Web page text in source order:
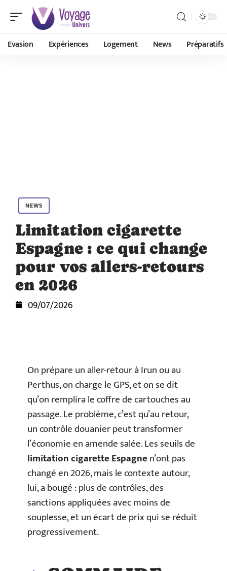
Evasion Expériences Logement News Préparatifs
NEWS
Limitation cigarette
Espagne : ce qui change
pour vos allers-retours
en 2026
09/07/2026
On prépare un aller-retour à Irun ou au
Perthus, on charge le GPS, et on se dit
qu’on remplira le coffre de cartouches au
passage. Le problème, c’est qu’au retour,
un contrôle douanier peut transformer
l’économie en amende salée. Les seuils de
limitation cigarette Espagnen’ont pas
changé en 2026, mais le contexte autour,
lui, a bougé : plus de contrôles, des
sanctions appliquées avec moins de
souplesse, et un écart de prix qui se réduit
progressivement.